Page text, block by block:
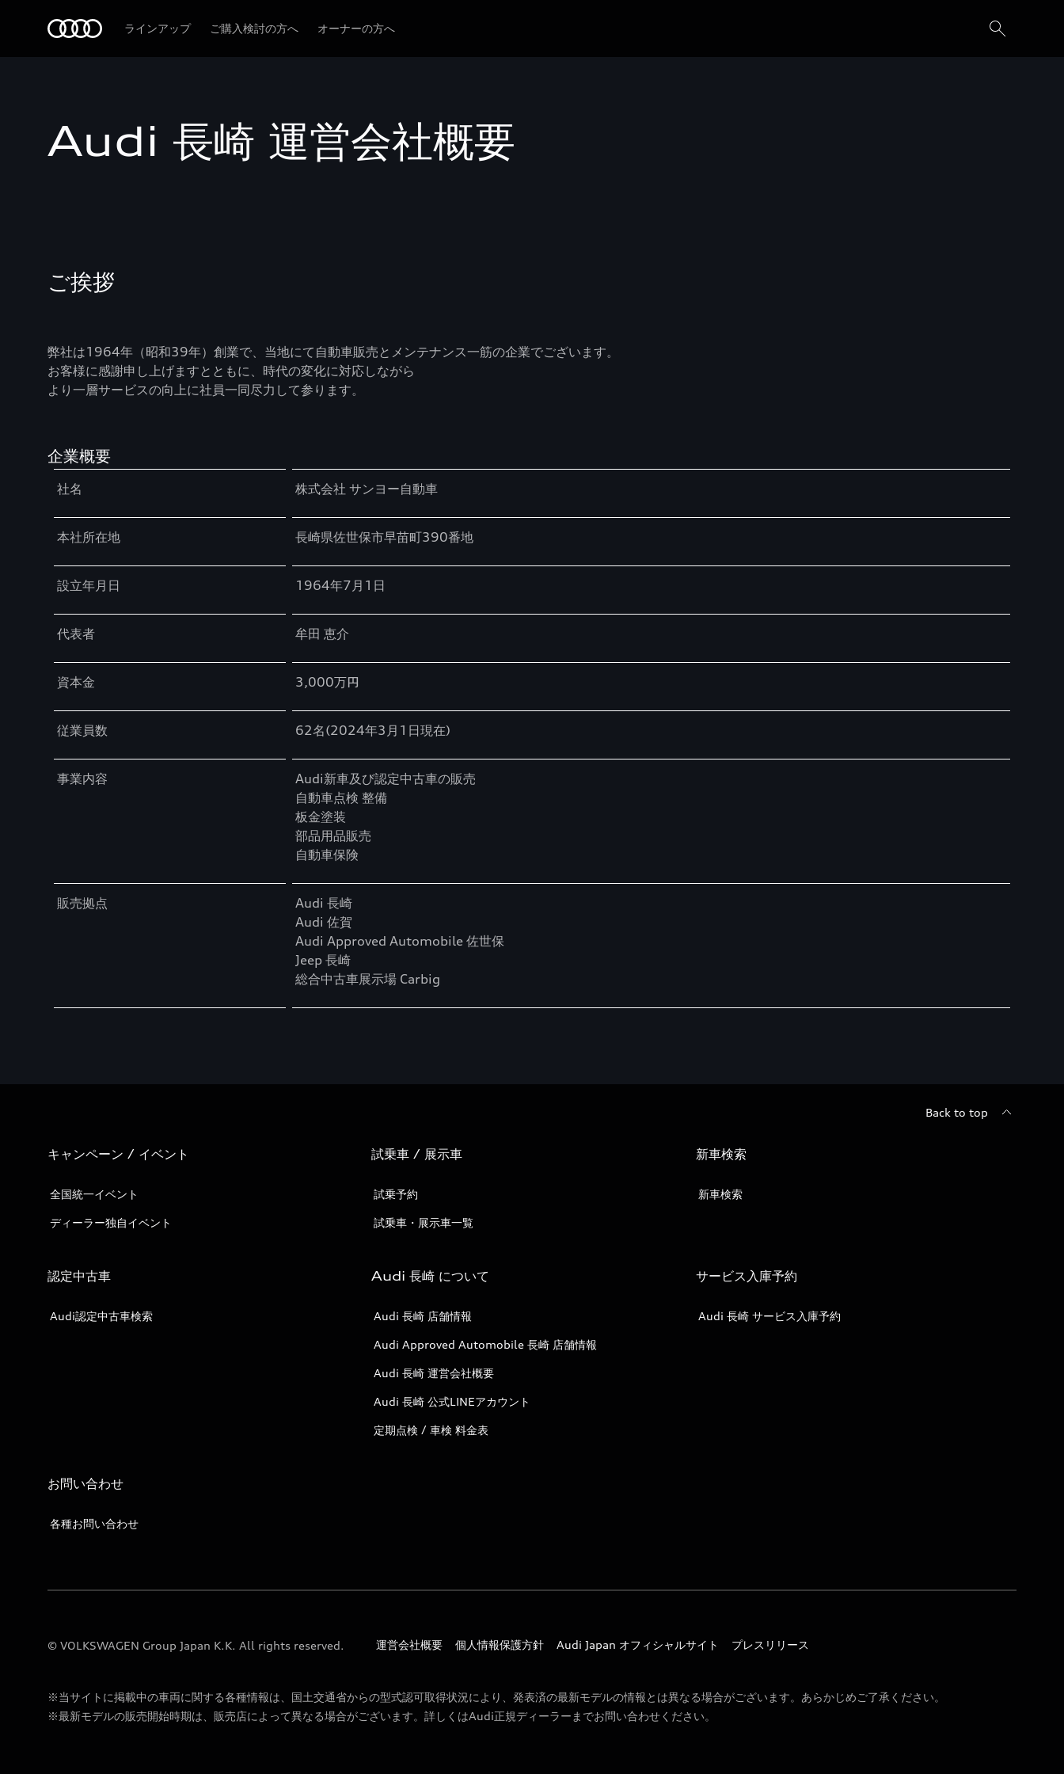
ラインアップ ご購入検討の方へ オーナーの方へ
Audi 長崎 運営会社概要
ご挨拶
弊社は1964年（昭和39年）創業で、当地にて自動車販売とメンテナンス一筋の企業でございます。
お客様に感謝申し上げますとともに、時代の変化に対応しながら
より一層サービスの向上に社員一同尽力して参ります。
企業概要
社名 株式会社 サンヨー自動車
本社所在地 長崎県佐世保市早苗町390番地
設立年月日 1964年7月1日
代表者 牟田 恵介
資本金 3,000万円
従業員数 62名(2024年3月1日現在)
事業内容
Audi新車及び認定中古車の販売
自動車点検 整備
板金塗装
部品用品販売
自動車保険
販売拠点
Audi 長崎
Audi 佐賀
Audi Approved Automobile 佐世保
Jeep 長崎
総合中古車展示場 Carbig
Back to top
キャンペーン / イベント
全国統一イベント
ディーラー独自イベント
試乗車 / 展示車
試乗予約
試乗車・展示車一覧
新車検索
新車検索
認定中古車
Audi認定中古車検索
Audi 長崎 について
Audi 長崎 店舗情報
Audi Approved Automobile 長崎 店舗情報
Audi 長崎 運営会社概要
Audi 長崎 公式LINEアカウント
定期点検 / 車検 料金表
サービス入庫予約
Audi 長崎 サービス入庫予約
お問い合わせ
各種お問い合わせ
© VOLKSWAGEN Group Japan K.K. All rights reserved. 運営会社概要 個人情報保護方針 Audi Japan オフィシャルサイト プレスリリース
※当サイトに掲載中の車両に関する各種情報は、国土交通省からの型式認可取得状況により、発表済の最新モデルの情報とは異なる場合がございます。あらかじめご了承ください。
※最新モデルの販売開始時期は、販売店によって異なる場合がございます。詳しくはAudi正規ディーラーまでお問い合わせください。